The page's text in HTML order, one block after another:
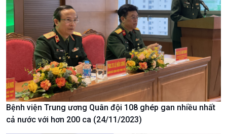
Xã hội
Tin Đời sống & Xã hội
360 độ Sức khỏe
Chuyển đổi Xanh
Tài nguyên và Môi trường
Chuyên gia của bạn
Xã hội chuyển động
Khoa học & Công nghệ
Tin Khoa học & Công nghệ
Kết nối công nghệ
Sống chung với biến đổi
khí hậu
Bệnh viện Trung ương Quân đội 108 ghép gan nhiều nhất
cả nước với hơn 200 ca (24/11/2023)